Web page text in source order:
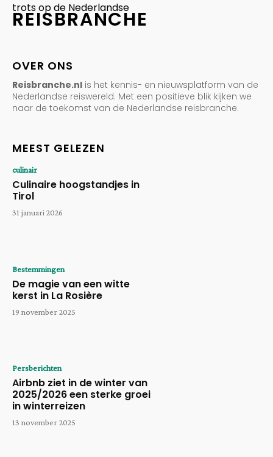
trots op de Nederlandse
REISBRANCHE
OVER ONS
Reisbranche.nl is het kennis- en nieuwsplatform van de
Nederlandse reiswereld. Met een positieve blik kijken we
naar de toekomst van de Nederlandse reisbranche.
MEEST GELEZEN
culinair
Culinaire hoogstandjes in
Tirol
31 januari 2026
Bestemmingen
De magie van een witte
kerst in La Rosière
19 november 2025
Persberichten
Airbnb ziet in de winter van
2025/2026 een sterke groei
in winterreizen
13 november 2025